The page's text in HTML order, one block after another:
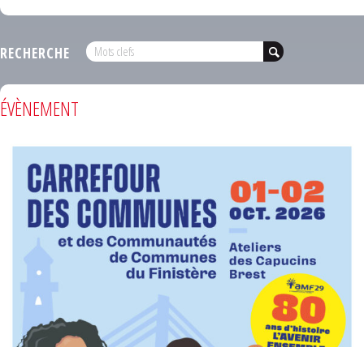
RECHERCHE
ÉVÈNEMENT